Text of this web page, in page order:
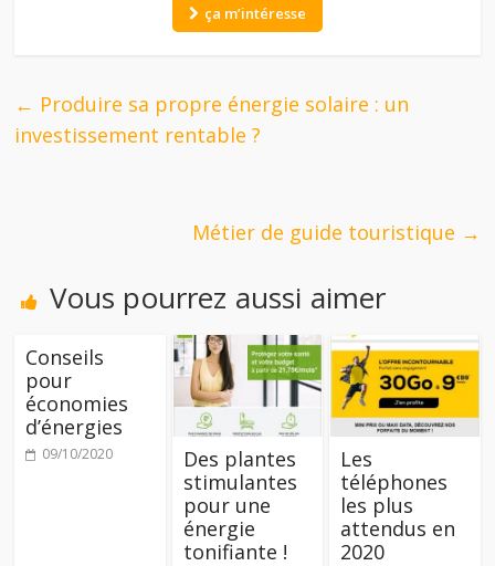
ça m’intéresse
← Produire sa propre énergie solaire : un
investissement rentable ?
Métier de guide touristique →
Vous pourrez aussi aimer
Conseils
pour
économies
d’énergies
09/10/2020
Des plantes
stimulantes
pour une
énergie
tonifiante !
Les
téléphones
les plus
attendus en
2020